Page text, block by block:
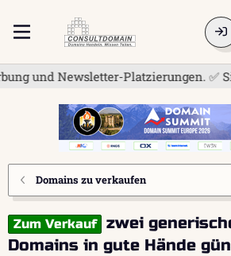
Newsletter-Platzierungen. ✅
Domains zu verkaufen
Zum Verkauf
zwei
Domains in gute Hände